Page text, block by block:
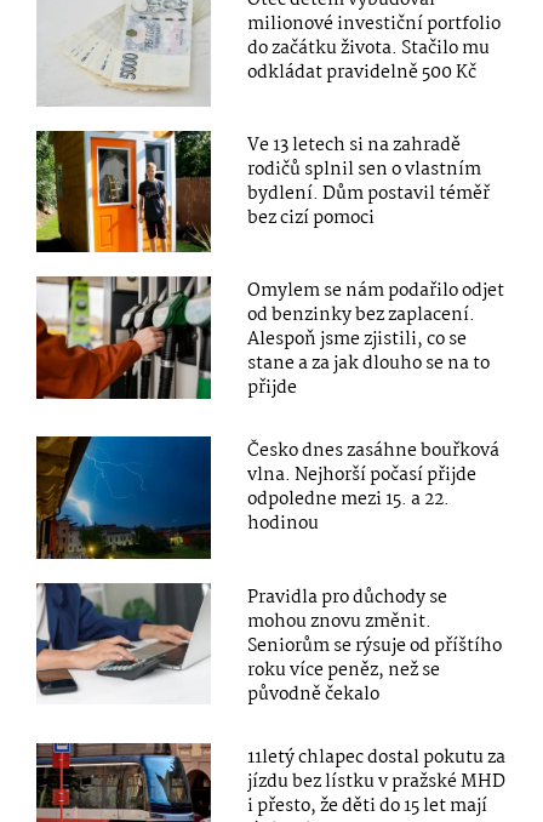
milionové investiční portfolio
do začátku života. Stačilo mu
odkládat pravidelně 500 Kč
Ve 13 letech si na zahradě
rodičů splnil sen o vlastním
bydlení. Dům postavil téměř
bez cizí pomoci
Omylem se nám podařilo odjet
od benzinky bez zaplacení.
Alespoň jsme zjistili, co se
stane a za jak dlouho se na to
přijde
Česko dnes zasáhne bouřková
vlna. Nejhorší počasí přijde
odpoledne mezi 15. a 22.
hodinou
Pravidla pro důchody se
mohou znovu změnit.
Seniorům se rýsuje od příštího
roku více peněz, než se
původně čekalo
11letý chlapec dostal pokutu za
jízdu bez lístku v pražské MHD
i přesto, že děti do 15 let mají